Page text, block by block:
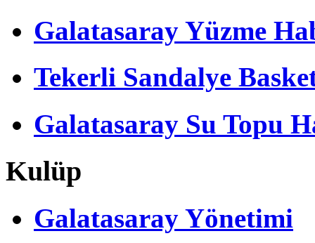
Galatasaray Yüzme
Tekerli Sandalye
Galatasaray Su Topu
Kulüp
Galatasaray Yönetimi